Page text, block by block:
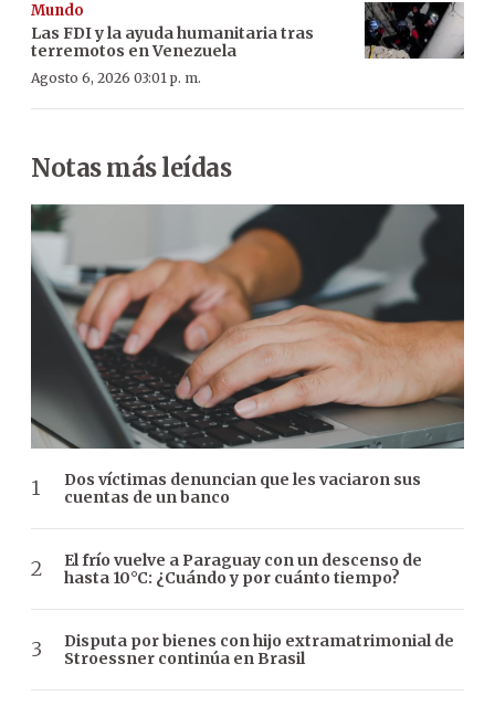
Mundo
Las FDI y la ayuda humanitaria tras
terremotos en Venezuela
Agosto 6, 2026 03:01 p. m.
Notas más leídas
Dos víctimas denuncian que les vaciaron sus
cuentas de un banco
El frío vuelve a Paraguay con un descenso de
hasta 10°C: ¿Cuándo y por cuánto tiempo?
Disputa por bienes con hijo extramatrimonial de
Stroessner continúa en Brasil